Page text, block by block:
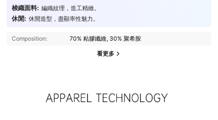
梭織面料: 編織紋理，造工精緻。
休閒: 休閒造型，盡顯率性魅力。
Composition: 70% 粘膠纖維, 30% 聚希胺
看更多